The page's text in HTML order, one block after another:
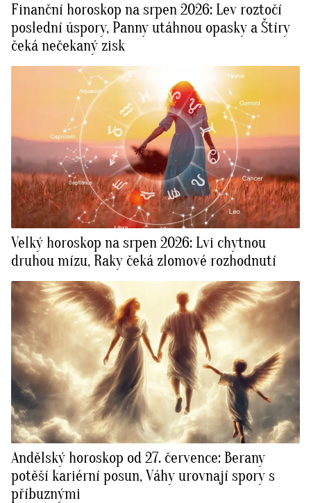
Finanční horoskop na srpen 2026: Lev roztočí
poslední úspory, Panny utáhnou opasky a Štíry
čeká nečekaný zisk
Velký horoskop na srpen 2026: Lvi chytnou
druhou mízu, Raky čeká zlomové rozhodnutí
Andělský horoskop od 27. července: Berany
potěší kariérní posun, Váhy urovnají spory s
příbuznými